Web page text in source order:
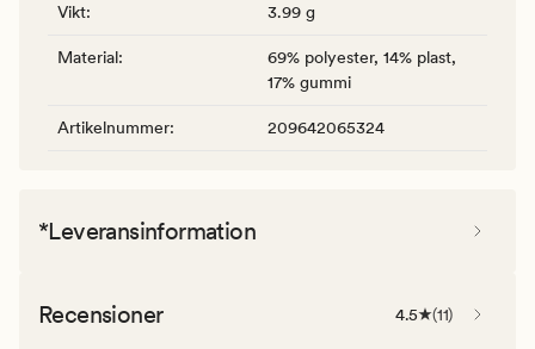
Vikt: 3.99 g
Material:
69% polyester, 14% plast,
17% gummi
Artikelnummer: 209642065324
*Leveransinformation
Recensioner 4.5 (11)